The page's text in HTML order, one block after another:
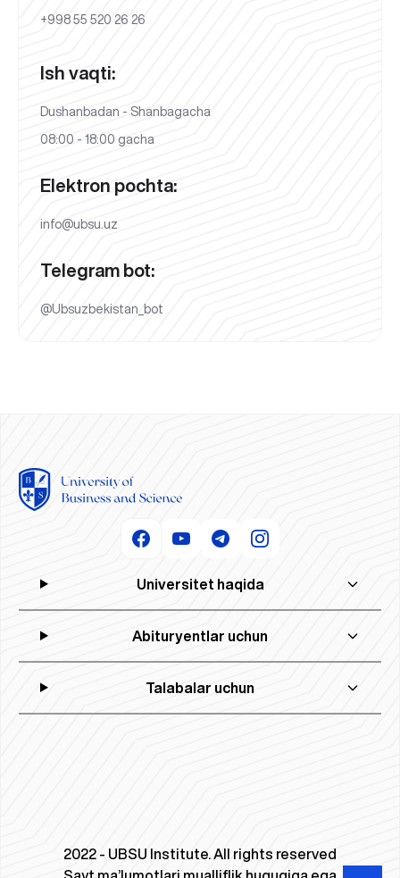
+998 55 520 26 26
Ish vaqti:
Dushanbadan - Shanbagacha
08:00 - 18:00 gacha
Elektron pochta:
info@ubsu.uz
Telegram bot:
@Ubsuzbekistan_bot
Universitet haqida
Abituryentlar uchun
Talabalar uchun
2022 - UBSU Institute. All rights reserved
Sayt ma’lumotlari mualliflik huquqiga ega